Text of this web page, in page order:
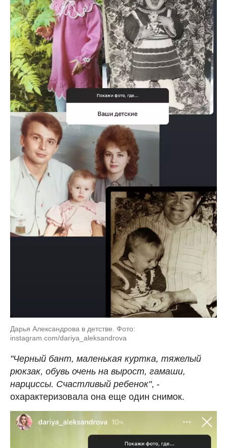
Дарья Александрова в детстве. Фото:
instagram.com/dariya_aleksandrova
"Черный бант, маленькая куртка, тяжелый
рюкзак, обувь очень на вырост, гамаши,
нарциссы. Счастливый ребенок", -
охарактеризовала она еще один снимок.